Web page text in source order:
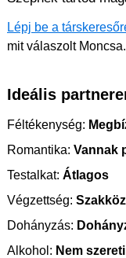
Lépj be a
mit válaszolt Moncsa.
Ideális
Féltékenység:
Romantika: Vannak
Testalkat: Átlagos
Végzettség:
Dohányzás:
Alkohol: Nem